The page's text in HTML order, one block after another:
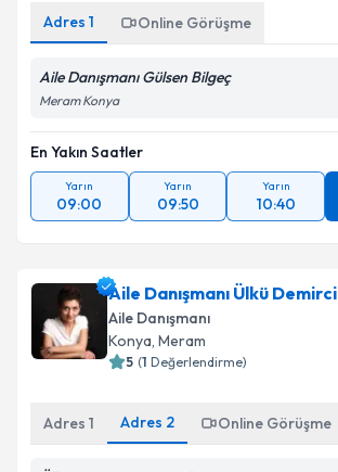
Adres 1 Online Görüşme
Aile Danışmanı Gülsen Bilgeç
Meram Konya
En Yakın Saatler
Yarın
09:00
Yarın
09:50
Yarın
10:40
Aile Danışmanı Ülkü Demirci
Aile Danışmanı
Konya, Meram
5 (1 Değerlendirme)
Adres 1 Adres 2 Online Görüşme